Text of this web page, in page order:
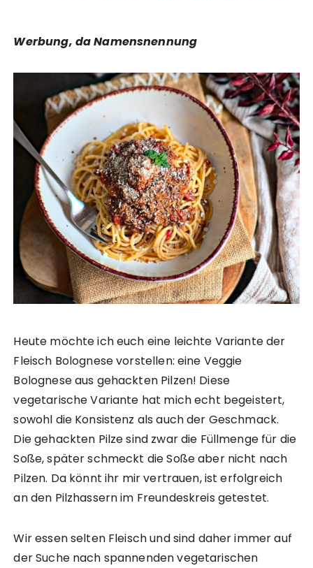
Werbung, da Namensnennung
Heute möchte ich euch eine leichte Variante der
Fleisch Bolognese vorstellen: eine Veggie
Bolognese aus gehackten Pilzen! Diese
vegetarische Variante hat mich echt begeistert,
sowohl die Konsistenz als auch der Geschmack.
Die gehackten Pilze sind zwar die Füllmenge für die
Soße, später schmeckt die Soße aber nicht nach
Pilzen. Da könnt ihr mir vertrauen, ist erfolgreich
an den Pilzhassern im Freundeskreis getestet.
Wir essen selten Fleisch und sind daher immer auf
der Suche nach spannenden vegetarischen